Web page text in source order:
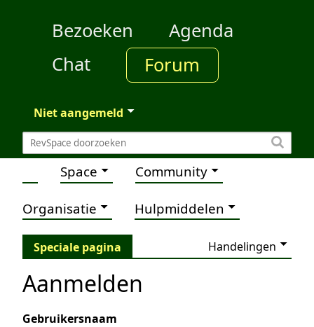
Bezoeken
Agenda
Chat
Forum
Niet aangemeld
Space Community
Organisatie Hulpmiddelen
Speciale pagina Handelingen
Aanmelden
Gebruikersnaam